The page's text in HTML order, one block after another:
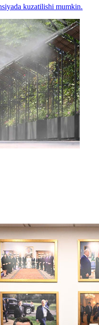
kuzatilishi mumkin.